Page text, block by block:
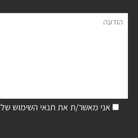
הודעה
אני מאשר/ת את תנאי השימוש של